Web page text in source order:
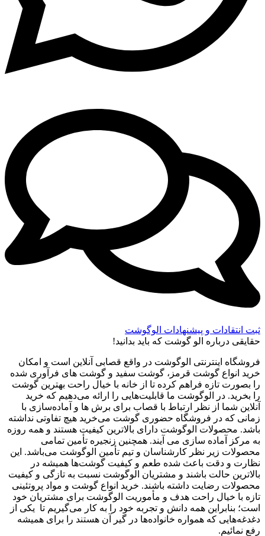
ثبت انتقادات و پیشنهادات الوگوشت
حقایقی درباره الو گوشت که باید بدانید!
فروشگاه اینترنتی الوگوشت در واقع قصابی آنلاین است و امکان
خرید انواع گوشت قرمز، گوشت سفید و گوشت های فرآوری شده
را بصورت تازه فراهم کرده تا از خانه با خیال راحت بهترین گوشت
را بخرید. در الوگوشت ما قابلیت‌هایی را ارائه می‌دهیم که خرید
آنلاین شما از نظر ارتباط با قصاب برای برش ها و آماده‌سازی با
زمانی که در فروشگاه حضوری گوشت می‌خرید هیچ تفاوتی نداشته
باشد. محصولات الوگوشت دارای بالاترین کیفیت هستند و همه روزه
به مرکز آماده سازی می آیند. همچنین زنجیره تأمین تمامی
محصولات زیر نظر کارشناسان و تیم تأمین الوگوشت می‌باشد. این
نظارت و دقت باعث شده طعم و کیفیت گوشت‌ها همیشه در
بالاترین حالت باشند و مشتریان الوگوشت نسبت به تازگی و کیفیت
محصولات رضایت داشته باشند. خرید انواع گوشت و مواد پروتئینی
تازه با خیال راحت هدف و مأموریت الوگوشت برای مشتریان خود
است؛ بنابراین همه دانش و تجربه خود را به کار می‌گیریم تا یکی از
دغدغه‌هایی که همواره خانواده‌ها در گیر آن هستند را برای همیشه
رفع نمائیم.